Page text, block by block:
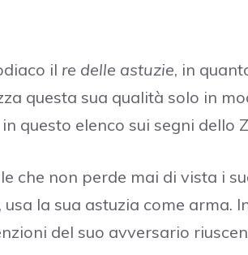
il re delle astuzie, in
questa sua qualità solo in
questo elenco sui segni dello
che non perde mai di vista i
la sua astuzia come arma.
del suo avversario